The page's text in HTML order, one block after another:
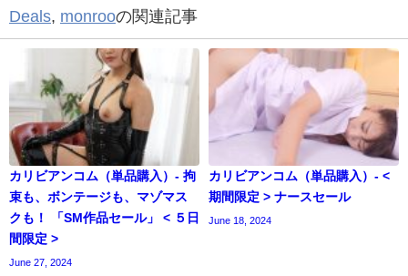
Deals, monrooの関連記事
カリビアンコム（単品購入）- 拘
束も、ボンテージも、マゾマス
クも！ 「SM作品セール」 < ５日
間限定 >
June 27, 2024
カリビアンコム（単品購入）- <
期間限定 > ナースセール
June 18, 2024